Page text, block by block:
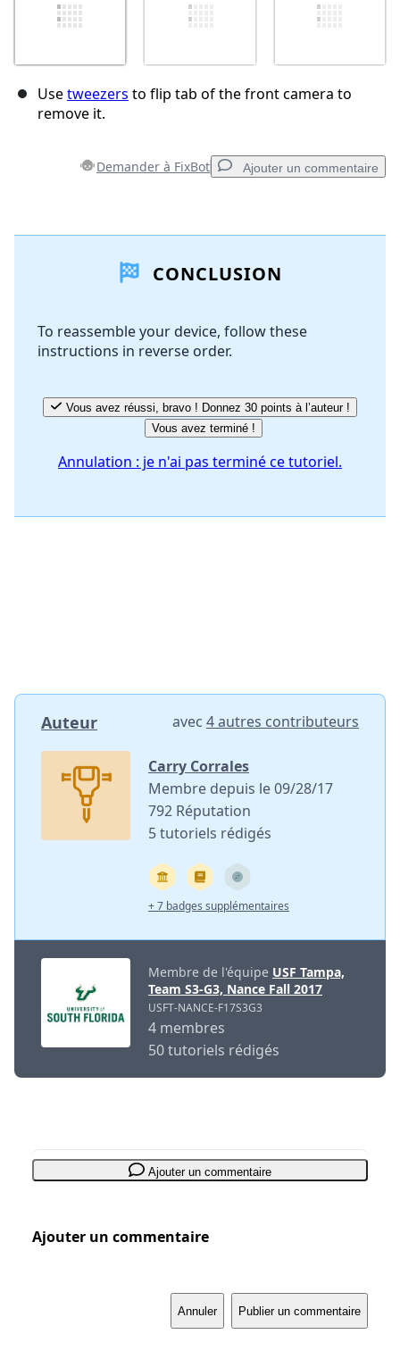
Usetweezers to flip tab of the front camera to
remove it.
Demander à FixBot Ajouter un commentaire
Ajouter un commentaire
Annuler Publier un commentaire
CONCLUSION
To reassemble your device, follow these
instructions in reverse order.
Vous avez réussi, bravo ! Donnez 30 points à l’auteur !
Vous avez terminé !
Annulation : je n'ai pas terminé ce tutoriel.
Auteur avec 4 autres contributeurs
Carry Corrales
Membre depuis le 09/28/17
792 Réputation
5 tutoriels rédigés
+ 7 badges supplémentaires
Membre de l'équipe USF Tampa,
Team S3-G3, Nance Fall 2017
USFT-NANCE-F17S3G3
4 membres
50 tutoriels rédigés
Ajouter un commentaire
Ajouter un commentaire
Annuler Publier un commentaire